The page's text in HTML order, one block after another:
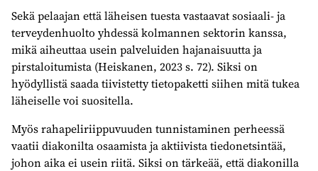
Sekä pelaajan että läheisen tuesta vastaavat sosiaali- ja
terveydenhuolto yhdessä kolmannen sektorin kanssa,
mikä aiheuttaa usein palveluiden hajanaisuutta ja
pirstaloitumista (Heiskanen, 2023 s. 72). Siksi on
hyödyllistä saada tiivistetty tietopaketti siihen mitä tukea
läheiselle voi suositella.
Myös rahapeliriippuvuuden tunnistaminen perheessä
vaatii diakonilta osaamista ja aktiivista tiedonetsintää,
johon aika ei usein riitä. Siksi on tärkeää, että diakonilla